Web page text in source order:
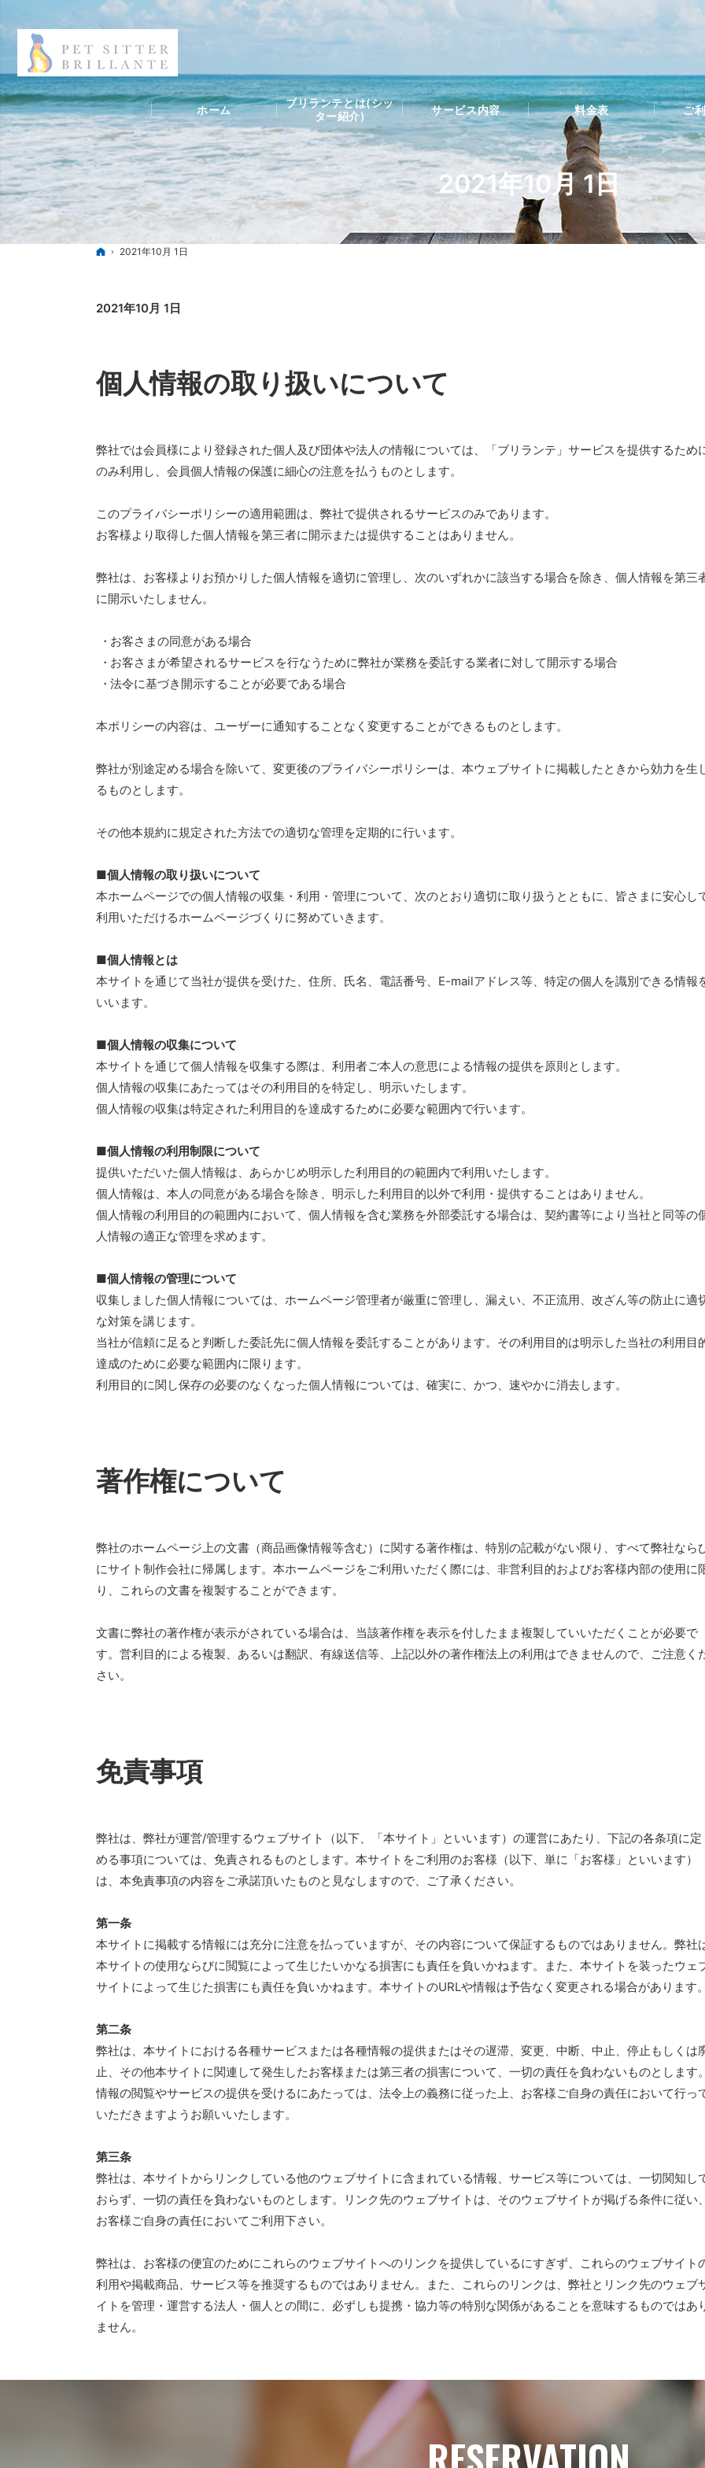
2021年10月 1日
ホーム
2021年10月 1日
2021年10月 1日
個人情報の取り扱いについて
弊社では会員様により登録された個人及び団体や法人の情報については、「ブリランテ」サービスを提供するため
のみ利用し、会員個人情報の保護に細心の注意を払うものとします。
このプライバシーポリシーの適用範囲は、弊社で提供されるサービスのみであります。
お客様より取得した個人情報を第三者に開示または提供することはありません。
弊社は、お客様よりお預かりした個人情報を適切に管理し、次のいずれかに該当する場合を除き、個人情報を第三
に開示いたしません。
お客さまの同意がある場合
お客さまが希望されるサービスを行なうために弊社が業務を委託する業者に対して開示する場合
法令に基づき開示することが必要である場合
本ポリシーの内容は、ユーザーに通知することなく変更することができるものとします。
弊社が別途定める場合を除いて、変更後のプライバシーポリシーは、本ウェブサイトに掲載したときから効力を生
るものとします。
その他本規約に規定された方法での適切な管理を定期的に行います。
■個人情報の取り扱いについて
本ホームページでの個人情報の収集・利用・管理について、次のとおり適切に取り扱うとともに、皆さまに安心し
利用いただけるホームページづくりに努めていきます。
■個人情報とは
本サイトを通じて当社が提供を受けた、住所、氏名、電話番号、E-mailアドレス等、特定の個人を識別できる情報
いいます。
■個人情報の収集について
本サイトを通じて個人情報を収集する際は、利用者ご本人の意思による情報の提供を原則とします。
個人情報の収集にあたってはその利用目的を特定し、明示いたします。
個人情報の収集は特定された利用目的を達成するために必要な範囲内で行います。
■個人情報の利用制限について
提供いただいた個人情報は、あらかじめ明示した利用目的の範囲内で利用いたします。
個人情報は、本人の同意がある場合を除き、明示した利用目的以外で利用・提供することはありません。
個人情報の利用目的の範囲内において、個人情報を含む業務を外部委託する場合は、契約書等により当社と同等の
人情報の適正な管理を求めます。
■個人情報の管理について
収集しました個人情報については、ホームページ管理者が厳重に管理し、漏えい、不正流用、改ざん等の防止に適
な対策を講じます。
当社が信頼に足ると判断した委託先に個人情報を委託することがあります。その利用目的は明示した当社の利用目
達成のために必要な範囲内に限ります。
利用目的に関し保存の必要のなくなった個人情報については、確実に、かつ、速やかに消去します。
著作権について
弊社のホームページ上の文書（商品画像情報等含む）に関する著作権は、特別の記載がない限り、すべて弊社なら
にサイト制作会社に帰属します。本ホームページをご利用いただく際には、非営利目的およびお客様内部の使用に
り、これらの文書を複製することができます。
文書に弊社の著作権が表示がされている場合は、当該著作権を表示を付したまま複製していいただくことが必要で
す。営利目的による複製、あるいは翻訳、有線送信等、上記以外の著作権法上の利用はできませんので、ご注意く
さい。
免責事項
弊社は、弊社が運営/管理するウェブサイト（以下、「本サイト」といいます）の運営にあたり、下記の各条項に定
める事項については、免責されるものとします。本サイトをご利用のお客様（以下、単に「お客様」といいます）
は、本免責事項の内容をご承諾頂いたものと見なしますので、ご了承ください。
第一条
本サイトに掲載する情報には充分に注意を払っていますが、その内容について保証するものではありません。弊社
本サイトの使用ならびに閲覧によって生じたいかなる損害にも責任を負いかねます。また、本サイトを装ったウェ
サイトによって生じた損害にも責任を負いかねます。本サイトのURLや情報は予告なく変更される場合があります。
第二条
弊社は、本サイトにおける各種サービスまたは各種情報の提供またはその遅滞、変更、中断、中止、停止もしくは
止、その他本サイトに関連して発生したお客様または第三者の損害について、一切の責任を負わないものとします。
情報の閲覧やサービスの提供を受けるにあたっては、法令上の義務に従った上、お客様ご自身の責任において行っ
いただきますようお願いいたします。
第三条
弊社は、本サイトからリンクしている他のウェブサイトに含まれている情報、サービス等については、一切関知し
おらず、一切の責任を負わないものとします。リンク先のウェブサイトは、そのウェブサイトが掲げる条件に従い、
お客様ご自身の責任においてご利用下さい。
弊社は、お客様の便宜のためにこれらのウェブサイトへのリンクを提供しているにすぎず、これらのウェブサイト
利用や掲載商品、サービス等を推奨するものではありません。また、これらのリンクは、弊社とリンク先のウェブ
イトを管理・運営する法人・個人との間に、必ずしも提携・協力等の特別な関係があることを意味するものではあ
ません。
ホーム
ブリランテとは(シッ
ター紹介)
サービス内容 料金表 ご